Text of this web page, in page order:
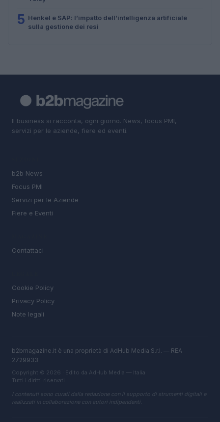
5 Henkel e SAP: l’impatto dell’intelligenza artificiale
sulla gestione dei resi
Il business si racconta, ogni giorno. News, focus PMI,
servizi per le aziende, fiere ed eventi.
b2b News
Focus PMI
Servizi per le Aziende
Fiere e Eventi
Contattaci
Cookie Policy
Privacy Policy
Note legali
b2bmagazine.it è una proprietà di AdHub Media S.r.l. — REA
2729933
Copyright © 2026 · Edito da AdHub Media — Italia
Tutti i diritti riservati
I contenuti sono curati dalla redazione con il supporto di strumenti digitali e
realizzati in collaborazione con autori indipendenti.